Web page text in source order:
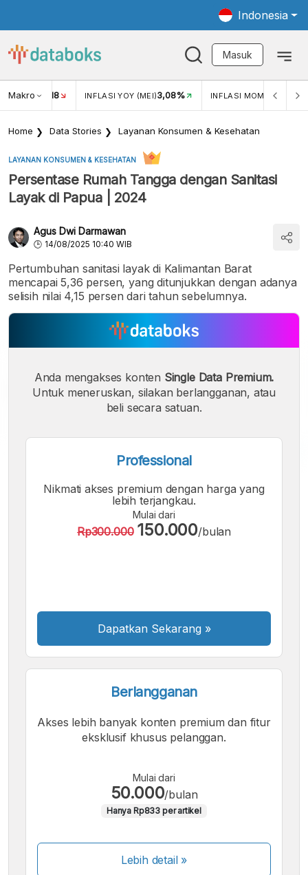
Indonesia
Masuk
Makro
USD/IDR 18 INFLASI YOY (MEI)3,08% INFLASI MOM (MEI)
Home Data Stories Layanan Konsumen & Kesehatan
LAYANAN KONSUMEN & KESEHATAN
Persentase Rumah Tangga dengan Sanitasi
Layak di Papua | 2024
Agus Dwi Darmawan
14/08/2025 10:40 WIB
Pertumbuhan sanitasi layak di Kalimantan Barat
mencapai 5,36 persen, yang ditunjukkan dengan adanya
selisih nilai 4,15 persen dari tahun sebelumnya.
Font
Kecil
Font
Sedang
Font
Besar
Anda mengakses konten Single Data Premium.
Untuk meneruskan, silakan berlangganan, atau
beli secara satuan.
Professional
Nikmati akses premium dengan harga yang
lebih terjangkau.
Mulai dari
Rp300.000 150.000/bulan
Dapatkan Sekarang »
Berlangganan
Akses lebih banyak konten premium dan fitur
eksklusif khusus pelanggan.
Mulai dari
50.000/bulan
Hanya Rp833 per artikel
Lebih detail »